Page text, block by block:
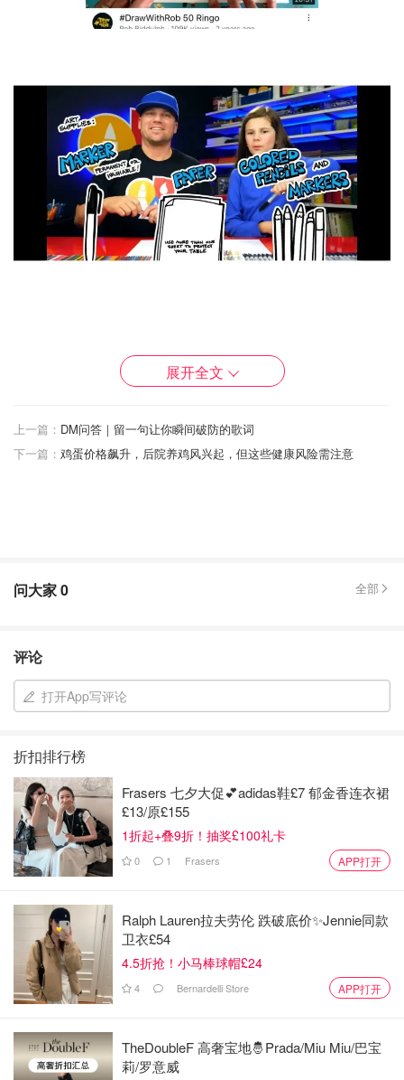
Rob老师说：只要画得神似就好，不用一模一样，🉑️以加入
自己的想法，比如：老师选择蓝色画笔🖌️画正方形，孩子可
自己的创造力画出属于自己独一无二的创作！
画画时需用到左脑的逻辑思维能力，还会用到右脑的想象创
造能力，同时还锻练了孩子的手部运动（这会进一步促进孩
子的左大脑🧠智力开发）……
展开全文
上一篇： DM问答｜留一句让你瞬间破防的歌词
下一篇： 鸡蛋价格飙升，后院养鸡风兴起，但这些健康风险需注意
问大家0 全部
评论
打开App写评论
折扣排行榜
Frasers 七夕大促💕adidas鞋£7 郁金香连衣裙
£13/原£155
1折起+叠9折！抽奖£100礼卡
0 1 Frasers APP打开
Ralph Lauren拉夫劳伦 跌破底价✨Jennie同款
卫衣£54
4.5折抢！小马棒球帽£24
4 Bernardelli Store APP打开
TheDoubleF 高奢宝地🤴Prada/Miu Miu/巴宝
莉/罗意威